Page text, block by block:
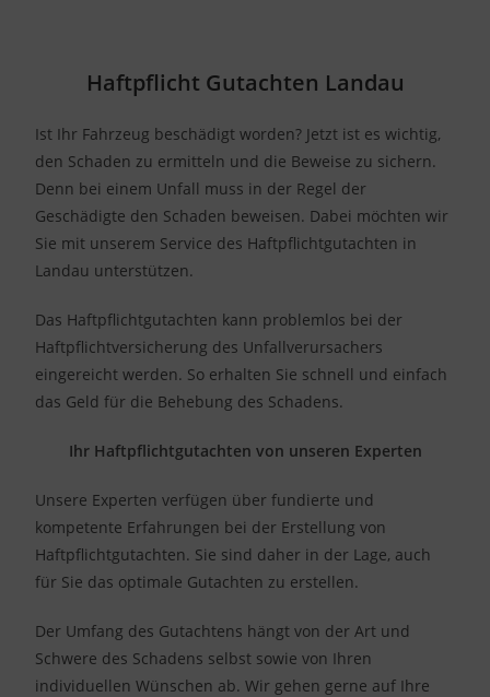
Haftpflicht Gutachten Landau
Ist Ihr Fahrzeug beschädigt worden? Jetzt ist es wichtig,
den Schaden zu ermitteln und die Beweise zu sichern.
Denn bei einem Unfall muss in der Regel der
Geschädigte den Schaden beweisen. Dabei möchten wir
Sie mit unserem Service des Haftpflichtgutachten in
Landau unterstützen.
Das Haftpflichtgutachten kann problemlos bei der
Haftpflichtversicherung des Unfallverursachers
eingereicht werden. So erhalten Sie schnell und einfach
das Geld für die Behebung des Schadens.
Ihr Haftpflichtgutachten von unseren Experten
Unsere Experten verfügen über fundierte und
kompetente Erfahrungen bei der Erstellung von
Haftpflichtgutachten. Sie sind daher in der Lage, auch
für Sie das optimale Gutachten zu erstellen.
Der Umfang des Gutachtens hängt von der Art und
Schwere des Schadens selbst sowie von Ihren
individuellen Wünschen ab. Wir gehen gerne auf Ihre